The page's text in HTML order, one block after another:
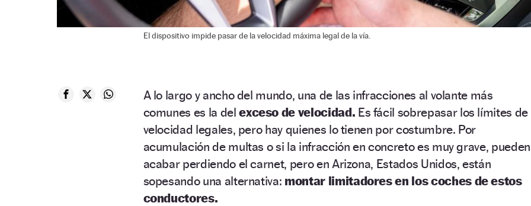
El dispositivo impide pasar de la velocidad máxima legal de la vía.
A lo largo y ancho del mundo, una de las infracciones al volante más
comunes es la delexceso de velocidad. Es fácil sobrepasar los límites de
velocidad legales, pero hay quienes lo tienen por costumbre. Por
acumulación de multas o si la infracción en concreto es muy grave, pueden
acabar perdiendo el carnet, pero en Arizona, Estados Unidos, están
sopesando una alternativa: montar limitadores en los coches de estos
conductores.